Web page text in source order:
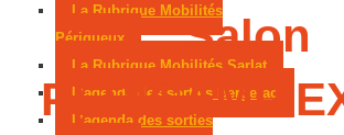
La Rubrique Mobilités
Périgueux
La Rubrique Mobilités Sarlat
L’agenda des sorties Bergerac
L’agenda des sorties
Salon